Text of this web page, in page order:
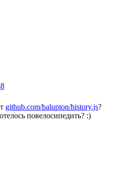
github.com/balupton/history.js?
повелосипедить? :)